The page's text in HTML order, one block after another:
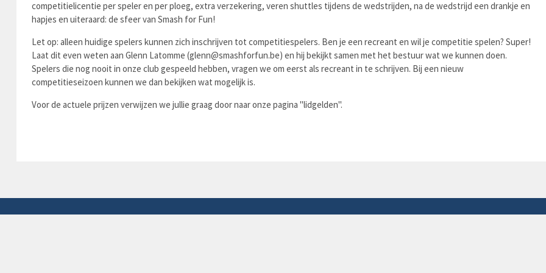
competitielicentie per speler en per ploeg, extra verzekering, veren shuttles tijdens de wedstrijden, na de wedstrijd een drankje en
hapjes en uiteraard: de sfeer van Smash for Fun!
Let op: alleen huidige spelers kunnen zich inschrijven tot competitiespelers. Ben je een recreant en wil je competitie spelen? Super!
Laat dit even weten aan Glenn Latomme (glenn@smashforfun.be) en hij bekijkt samen met het bestuur wat we kunnen doen.
Spelers die nog nooit in onze club gespeeld hebben, vragen we om eerst als recreant in te schrijven. Bij een nieuw
competitieseizoen kunnen we dan bekijken wat mogelijk is.
Voor de actuele prijzen verwijzen we jullie graag door naar onze pagina "lidgelden".